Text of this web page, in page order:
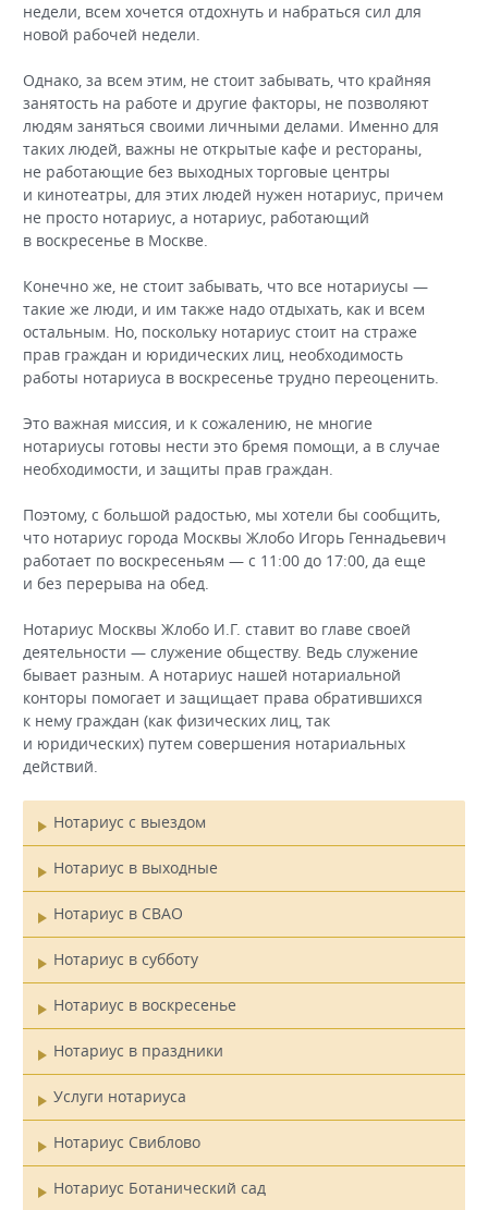
недели, всем хочется отдохнуть и набраться сил для
новой рабочей недели.
Однако, за всем этим, не стоит забывать, что крайняя
занятость на работе и другие факторы, не позволяют
людям заняться своими личными делами. Именно для
таких людей, важны не открытые кафе и рестораны,
не работающие без выходных торговые центры
и кинотеатры, для этих людей нужен нотариус, причем
не просто нотариус, а нотариус, работающий
в воскресенье в Москве.
Конечно же, не стоит забывать, что все нотариусы —
такие же люди, и им также надо отдыхать, как и всем
остальным. Но, поскольку нотариус стоит на страже
прав граждан и юридических лиц, необходимость
работы нотариуса в воскресенье трудно переоценить.
Это важная миссия, и к сожалению, не многие
нотариусы готовы нести это бремя помощи, а в случае
необходимости, и защиты прав граждан.
Поэтому, с большой радостью, мы хотели бы сообщить,
что нотариус города Москвы Жлобо Игорь Геннадьевич
работает по воскресеньям — с 11:00 до 17:00, да еще
и без перерыва на обед.
Нотариус Москвы Жлобо И.Г. ставит во главе своей
деятельности — служение обществу. Ведь служение
бывает разным. А нотариус нашей нотариальной
конторы помогает и защищает права обратившихся
к нему граждан (как физических лиц, так
и юридических) путем совершения нотариальных
действий.
Главное
меню
Нотариус с выездом
Нотариус в выходные
Нотариус в СВАО
Нотариус в субботу
Нотариус в воскресенье
Нотариус в праздники
Услуги нотариуса
Нотариус Свиблово
Нотариус Ботанический сад